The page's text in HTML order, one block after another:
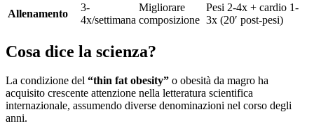
Allenamento
3-
4x/settimana
Migliorare
composizione
Pesi 2-4x + cardio 1-
3x (20′ post-pesi)
Cosa dice la scienza?
La condizione del “thin fat obesity” o obesità da magro ha
acquisito crescente attenzione nella letteratura scientifica
internazionale, assumendo diverse denominazioni nel corso degli
anni.